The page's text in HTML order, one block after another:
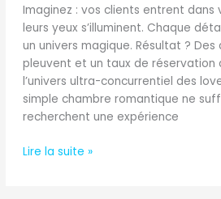
Imaginez : vos clients entrent
leurs yeux s’illuminent. Chaque
un univers magique. Résultat ? Des
pleuvent et un taux de réservation
l’univers ultra-concurrentiel des
simple chambre romantique ne
recherchent une expérience
Expérience
VIP
qui
Cartonne
et
Exploser
vos
Clients
Lire la suite »